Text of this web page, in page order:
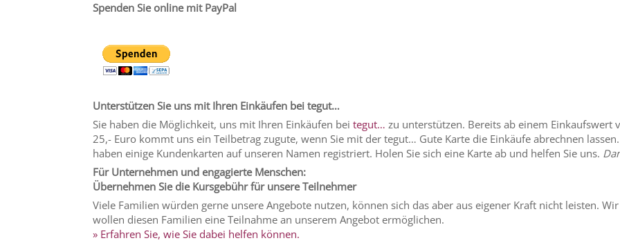
Spenden Sie online mit PayPal
Unterstützen Sie uns mit Ihren Einkäufen bei tegut…
Sie haben die Möglichkeit, uns mit Ihren Einkäufen beitegut… zu unterstützen. Bereits ab einem Einkaufswert
25,- Euro kommt uns ein Teilbetrag zugute, wenn Sie mit der tegut… Gute Karte die Einkäufe abrechnen
haben einige Kundenkarten auf unseren Namen registriert. Holen Sie sich eine Karte ab und helfen Sie uns.
Für Unternehmen und engagierte Menschen:
Übernehmen Sie die Kursgebühr für unsere Teilnehmer
Viele Familien würden gerne unsere Angebote nutzen, können sich das aber aus eigener Kraft nicht leisten. Wir
wollen diesen Familien eine Teilnahme an unserem Angebot ermöglichen.
» Erfahren Sie, wie Sie dabei helfen können.